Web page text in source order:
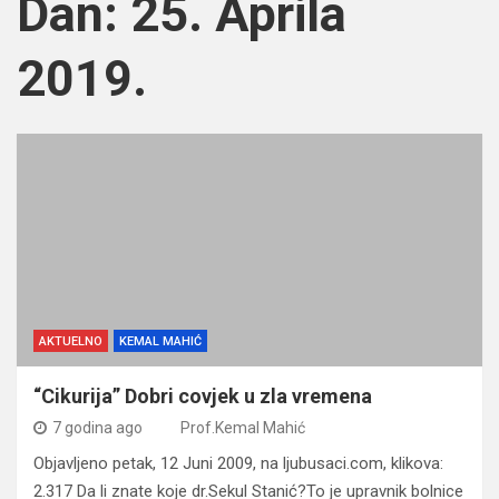
Dan: 25. Aprila
2019.
AKTUELNO KEMAL MAHIĆ
“Cikurija” Dobri covjek u zla vremena
7 godina ago Prof.Kemal Mahić
Objavljeno petak, 12 Juni 2009, na ljubusaci.com, klikova:
2.317 Da li znate koje dr.Sekul Stanić?To je upravnik bolnice